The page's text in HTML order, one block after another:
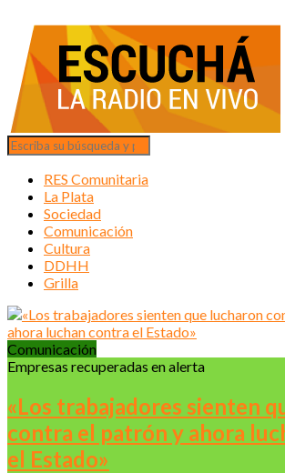
RES Comunitaria
La Plata
Sociedad
Comunicación
Cultura
DDHH
Grilla
Comunicación
Empresas recuperadas en alerta
«Los trabajadores sienten
contra el patrón y ahora
el Estado»